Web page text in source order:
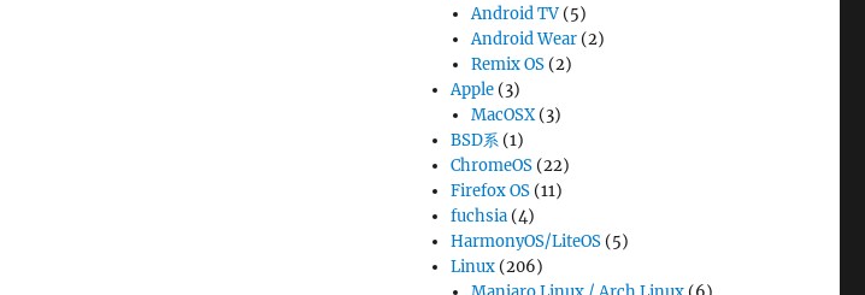
Android TV(5)
Android Wear(2)
Remix OS(2)
Apple (3)
MacOSX(3)
BSD系 (1)
ChromeOS (22)
Firefox OS (11)
fuchsia (4)
HarmonyOS/LiteOS (5)
Linux (206)